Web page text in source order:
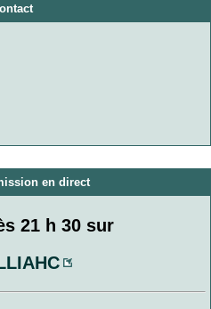
en direct
21 h 30 sur